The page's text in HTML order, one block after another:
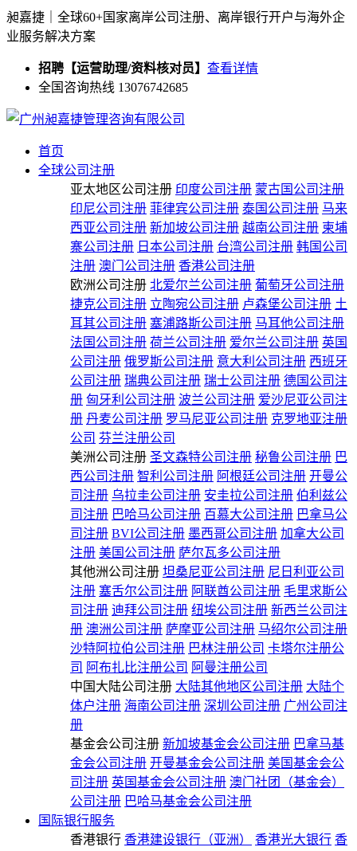
昶嘉捷｜全球60+国家离岸公司注册、离岸银行开户与海外企
业服务解决方案
招聘【运营助理/资料核对员】 查看详情
全国咨询热线 13076742685
首页
全球公司注册
亚太地区公司注册 印度公司注册 蒙古国公司注册
印尼公司注册 菲律宾公司注册 泰国公司注册 马来
西亚公司注册 新加坡公司注册 越南公司注册 柬埔
寨公司注册 日本公司注册 台湾公司注册 韩国公司
注册 澳门公司注册 香港公司注册
欧洲公司注册 北爱尔兰公司注册 葡萄牙公司注册
捷克公司注册 立陶宛公司注册 卢森堡公司注册 土
耳其公司注册 塞浦路斯公司注册 马耳他公司注册
法国公司注册 荷兰公司注册 爱尔兰公司注册 英国
公司注册 俄罗斯公司注册 意大利公司注册 西班牙
公司注册 瑞典公司注册 瑞士公司注册 德国公司注
册 匈牙利公司注册 波兰公司注册 爱沙尼亚公司注
册 丹麦公司注册 罗马尼亚公司注册 克罗地亚注册
公司 芬兰注册公司
美洲公司注册 圣文森特公司注册 秘鲁公司注册 巴
西公司注册 智利公司注册 阿根廷公司注册 开曼公
司注册 乌拉圭公司注册 安圭拉公司注册 伯利兹公
司注册 巴哈马公司注册 百慕大公司注册 巴拿马公
司注册 BVI公司注册 墨西哥公司注册 加拿大公司
注册 美国公司注册 萨尔瓦多公司注册
其他洲公司注册 坦桑尼亚公司注册 尼日利亚公司
注册 塞舌尔公司注册 阿联酋公司注册 毛里求斯公
司注册 迪拜公司注册 纽埃公司注册 新西兰公司注
册 澳洲公司注册 萨摩亚公司注册 马绍尔公司注册
沙特阿拉伯公司注册 巴林注册公司 卡塔尔注册公
司 阿布扎比注册公司 阿曼注册公司
中国大陆公司注册 大陆其他地区公司注册 大陆个
体户注册 海南公司注册 深圳公司注册 广州公司注
册
基金会公司注册 新加坡基金会公司注册 巴拿马基
金会公司注册 开曼基金会公司注册 美国基金会公
司注册 英国基金会公司注册 澳门社团（基金会）
公司注册 巴哈马基金会公司注册
国际银行服务
香港银行 香港建设银行（亚洲） 香港光大银行 香